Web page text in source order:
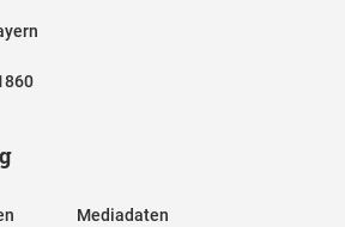
Mediadaten